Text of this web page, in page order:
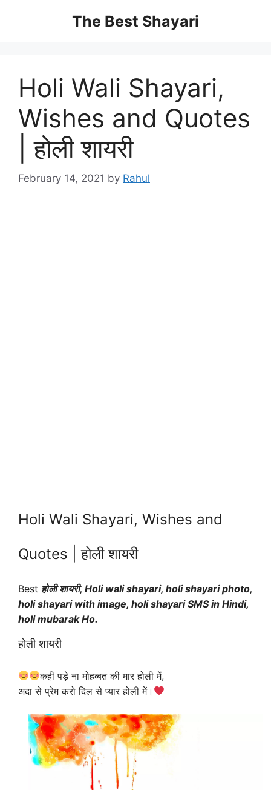
The Best Shayari
Holi Wali Shayari,
Wishes and Quotes
| होली शायरी
February 14, 2021 by Rahul
Holi Wali Shayari, Wishes and
Quotes | होली शायरी
Best होली शायरी, Holi wali shayari, holi shayari photo,
holi shayari with image, holi shayari SMS in Hindi,
holi mubarak Ho.
होली शायरी
कहीं पड़े ना मोहब्बत की मार होली में,
अदा से प्रेम करो दिल से प्यार होली में।